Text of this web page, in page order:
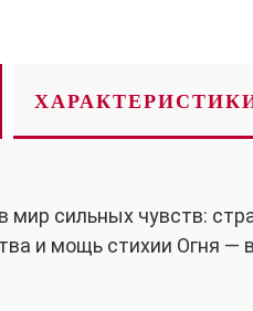
мир сильных чувств:
и мощь стихии Огня